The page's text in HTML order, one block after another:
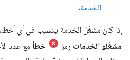
الخدمة.
إذا كان مشغّل الخدمة يتسبب في أي
مشغّلو الخدمات رمز خطأ مع عدد